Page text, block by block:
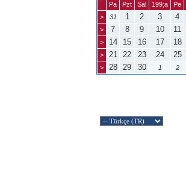
Pa Pzt Sal 199;a Pe
>
31 1 2 3 4
> 7 8 9 10 11
> 14 15 16 17 18
> 21 22 23 24 25
> 28 29 30 1 2